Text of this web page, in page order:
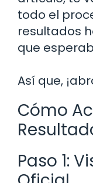
todo el
resultados
que
Así que,
Cómo
Paso 1: